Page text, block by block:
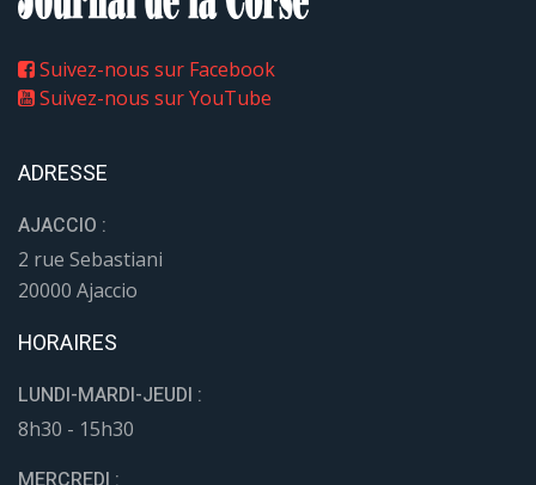
Suivez-nous sur Facebook
Suivez-nous sur YouTube
ADRESSE
AJACCIO :
2 rue Sebastiani
20000 Ajaccio
HORAIRES
LUNDI-MARDI-JEUDI :
8h30 - 15h30